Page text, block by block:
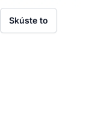
Skúste to